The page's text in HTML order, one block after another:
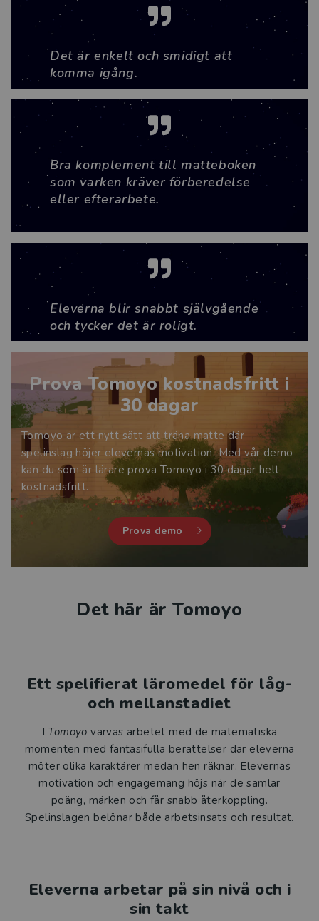
Det är enkelt och smidigt att
komma igång.
Bra komplement till matteboken
som varken kräver förberedelse
eller efterarbete.
Eleverna blir snabbt självgående
och tycker det är roligt.
Prova Tomoyo kostnadsfritt i
30 dagar
Tomoyo är ett nytt sätt att träna matte där
spelinslag höjer elevernas motivation. Med vår demo
kan du som är lärare prova Tomoyo i 30 dagar helt
kostnadsfritt.
Prova demo
Det här är Tomoyo
Ett spelifierat läromedel för låg-
och mellanstadiet
I Tomoyo varvas arbetet med de matematiska
momenten med fantasifulla berättelser där eleverna
möter olika karaktärer medan hen räknar. Elevernas
motivation och engagemang höjs när de samlar
poäng, märken och får snabb återkoppling.
Spelinslagen belönar både arbetsinsats och resultat.
Eleverna arbetar på sin nivå och i
sin takt